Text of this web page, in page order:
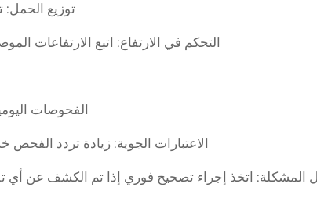
توزيع
التحكم في الارتفاع: اتبع الارتفاعات
الفحوصات
الاعتبارات الجوية: زيادة تردد
المشكلة: اتخذ إجراء تصحيح فوري إذا تم الكشف عن أي